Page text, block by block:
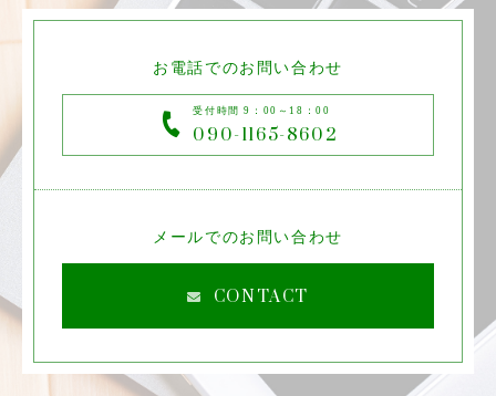
お電話でのお問い合わせ
受付時間 9：00～18：00
090-1165-8602
メールでのお問い合わせ
CONTACT